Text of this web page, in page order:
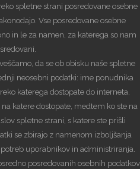
spletne strani posredovane osebne
Vse posredovane osebne
in le za namen, za katerega so nam
da se ob obisku naše spletne
neosebni podatki: ime ponudnika
katerega dostopate do interneta,
katere dostopate, medtem ko ste na
spletne strani, s katere ste prišli
se zbirajo z namenom izboljšanja
uporabnikov in administriranja.
posredovanih osebnih podatkov